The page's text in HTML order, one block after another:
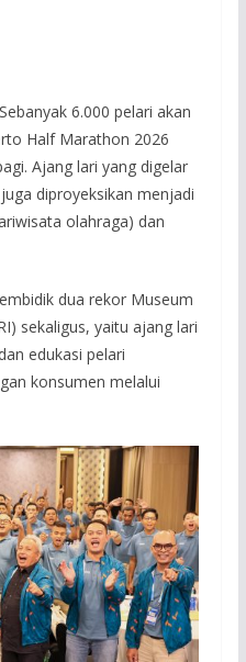
6.000 pelari akan
Half Marathon 2026
Ajang lari yang digelar
diproyeksikan menjadi
olahraga) dan
dua rekor Museum
sekaligus, yaitu ajang lari
edukasi pelari
konsumen melalui